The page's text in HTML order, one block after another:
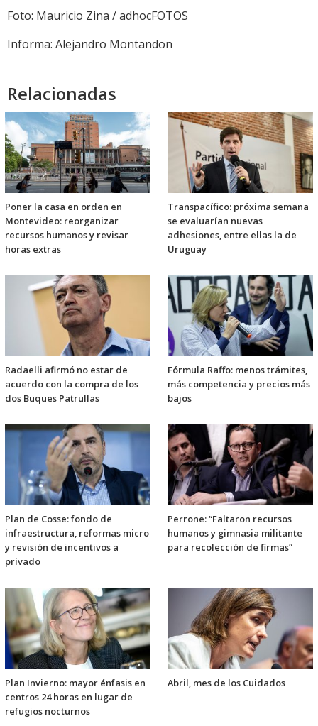
Foto: Mauricio Zina / adhocFOTOS
Informa: Alejandro Montandon
Relacionadas
Poner la casa en orden en
Montevideo: reorganizar
recursos humanos y revisar
horas extras
Transpacífico: próxima semana
se evaluarían nuevas
adhesiones, entre ellas la de
Uruguay
Radaelli afirmó no estar de
acuerdo con la compra de los
dos Buques Patrullas
Fórmula Raffo: menos trámites,
más competencia y precios más
bajos
Plan de Cosse: fondo de
infraestructura, reformas micro
y revisión de incentivos a
privado
Perrone: “Faltaron recursos
humanos y gimnasia militante
para recolección de firmas”
Plan Invierno: mayor énfasis en
centros 24 horas en lugar de
refugios nocturnos
Abril, mes de los Cuidados